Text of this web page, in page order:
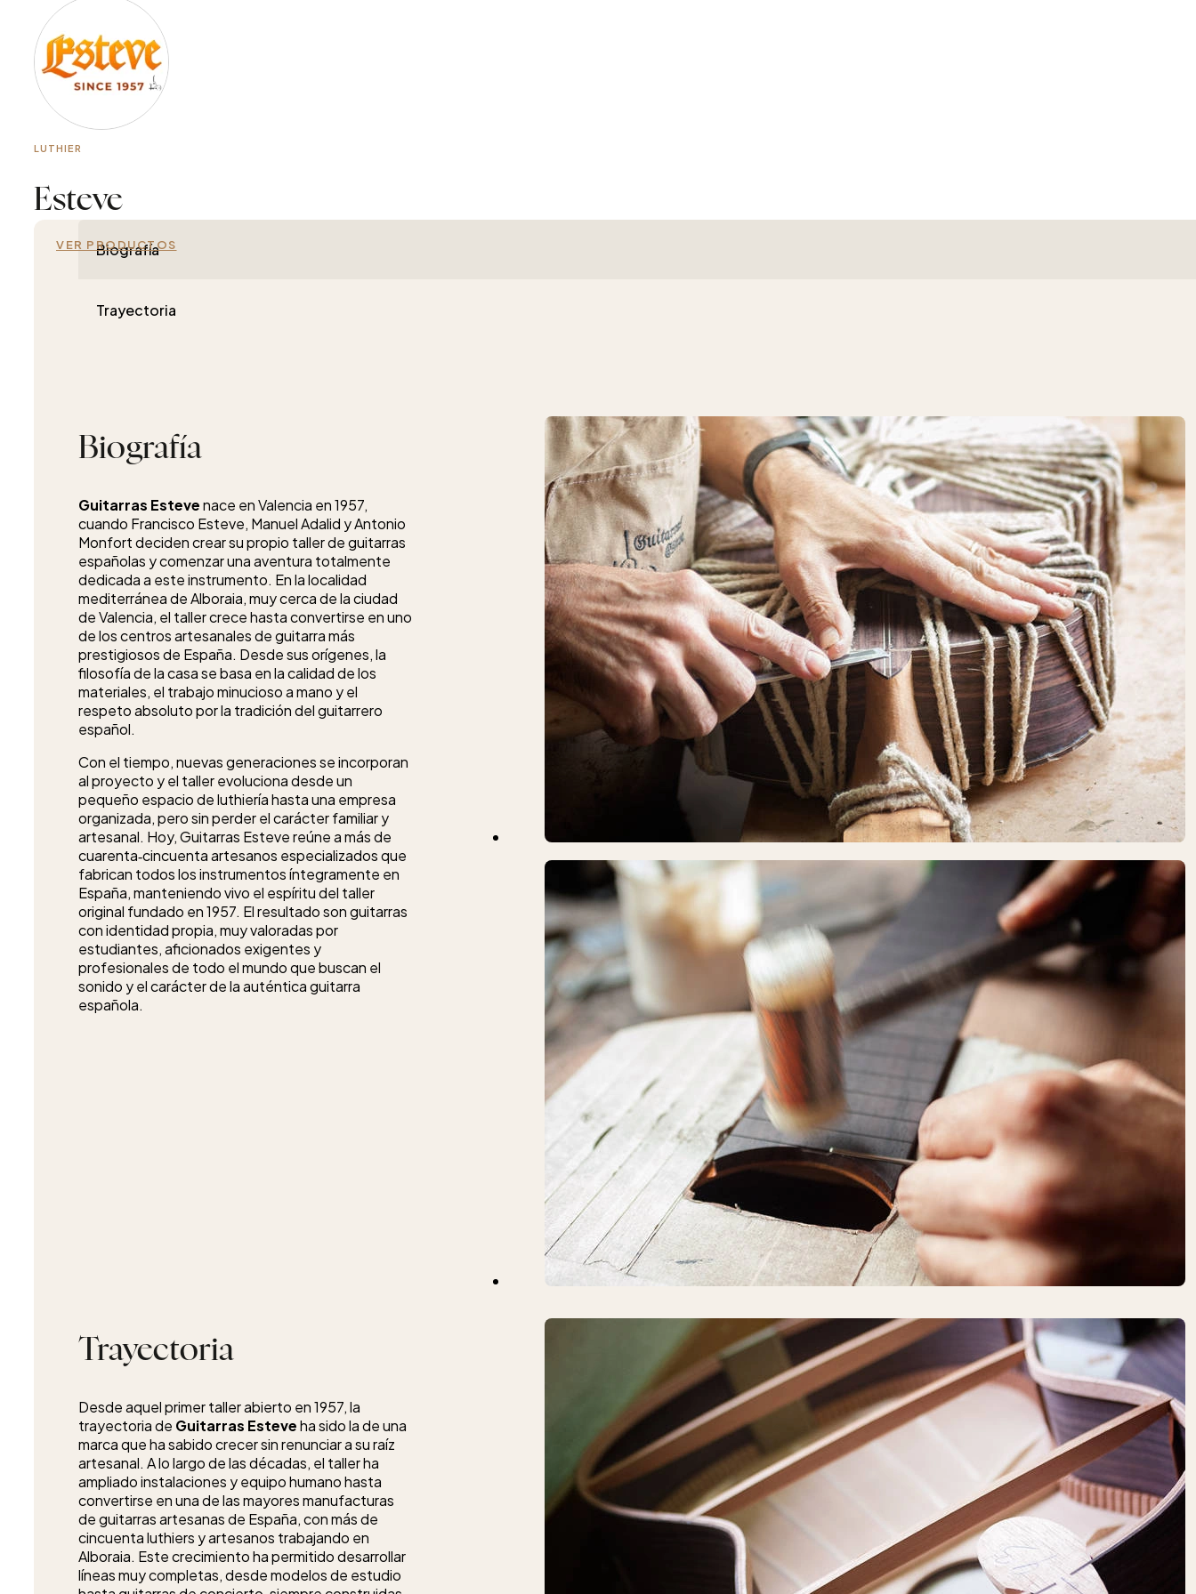
LUTHIER
Esteve
VER PRODUCTOS
Biografía
Trayectoria
Biografía
Guitarras Estevenace en Valencia en 1957,
cuando Francisco Esteve, Manuel Adalid y Antonio
Monfort deciden crear su propio taller de guitarras
españolas y comenzar una aventura totalmente
dedicada a este instrumento. En la localidad
mediterránea de Alboraia, muy cerca de la ciudad
de Valencia, el taller crece hasta convertirse en uno
de los centros artesanales de guitarra más
prestigiosos de España. Desde sus orígenes, la
filosofía de la casa se basa en la calidad de los
materiales, el trabajo minucioso a mano y el
respeto absoluto por la tradición del guitarrero
español.
Con el tiempo, nuevas generaciones se incorporan
al proyecto y el taller evoluciona desde un
pequeño espacio de luthiería hasta una empresa
organizada, pero sin perder el carácter familiar y
artesanal. Hoy, Guitarras Esteve reúne a más de
cuarenta‑cincuenta artesanos especializados que
fabrican todos los instrumentos íntegramente en
España, manteniendo vivo el espíritu del taller
original fundado en 1957. El resultado son guitarras
con identidad propia, muy valoradas por
estudiantes, aficionados exigentes y
profesionales de todo el mundo que buscan el
sonido y el carácter de la auténtica guitarra
española.
Trayectoria
Desde aquel primer taller abierto en 1957, la
trayectoria de Guitarras Esteveha sido la de una
marca que ha sabido crecer sin renunciar a su raíz
artesanal. A lo largo de las décadas, el taller ha
ampliado instalaciones y equipo humano hasta
convertirse en una de las mayores manufacturas
de guitarras artesanas de España, con más de
cincuenta luthiers y artesanos trabajando en
Alboraia. Este crecimiento ha permitido desarrollar
líneas muy completas, desde modelos de estudio